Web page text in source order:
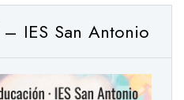
IES San Antonio